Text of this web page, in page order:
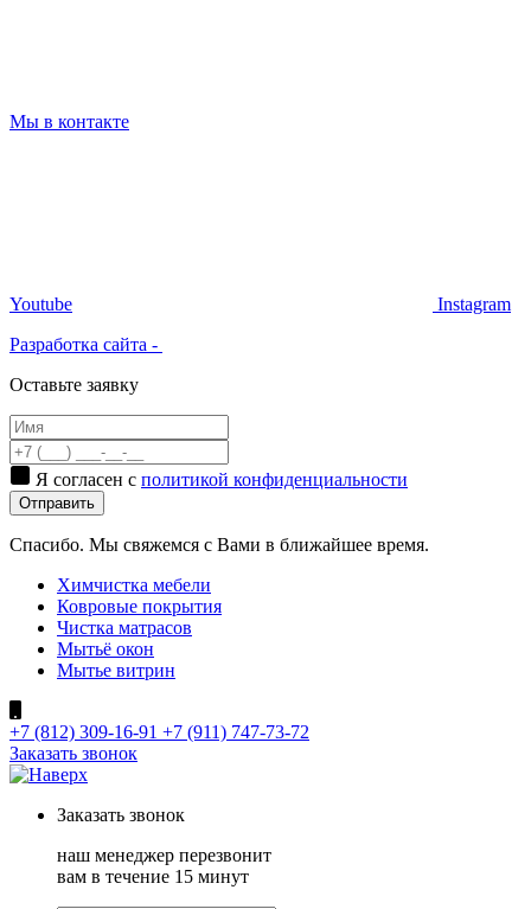
Мы в контакте
Youtube
Instagram
Разработка сайта -
Оставьте заявку
Я согласен с политикой конфиденциальности
Отправить
Спасибо. Мы свяжемся с Вами в ближайшее время.
Химчистка мебели
Ковровые покрытия
Чистка матрасов
Мытьё окон
Мытье витрин
+7 (812) 309-16-91 +7 (911) 747-73-72
Заказать звонок
Заказать звонок
наш менеджер перезвонит
вам в течение 15 минут